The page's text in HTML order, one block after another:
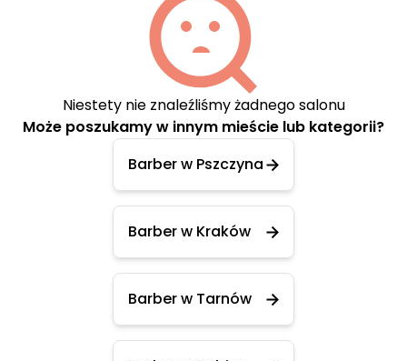
Niestety nie znaleźliśmy żadnego salonu
Może poszukamy w innym mieście lub kategorii?
Barber w Pszczyna
Barber w Kraków
Barber w Tarnów